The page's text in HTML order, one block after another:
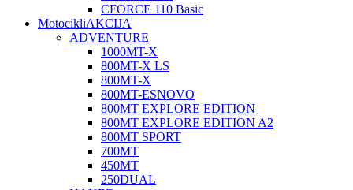
CFORCE 110 Basic
MotocikliAKCIJA
ADVENTURE
1000MT-X
800MT-X LS
800MT-X
800MT-ESNOVO
800MT EXPLORE EDITION
800MT EXPLORE EDITION A2
800MT SPORT
700MT
450MT
250DUAL